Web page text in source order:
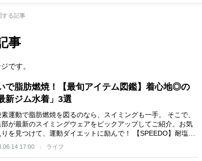
する記事
事
です。
で脂肪燃焼！【最旬アイテム図鑑】着心地◎の
新ジム水着」3選
運動で脂肪燃焼を図るのなら、スイミングも一手。 そこで、
部が最新のスイミングウェアをピックアップしてご紹介。お気
りを見つけて、運動ダイエットに励んで！ 【SPEEDO】耐塩…
17:00 ライフ